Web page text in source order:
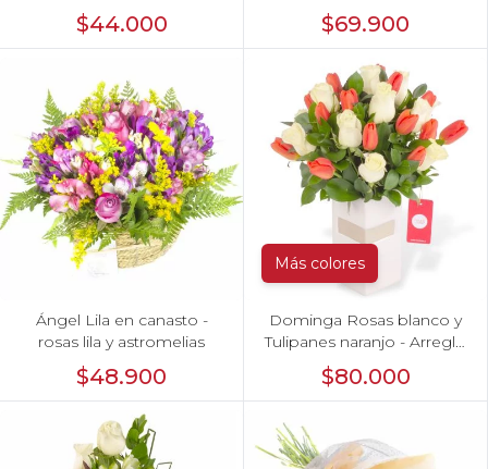
rosas naranjo, limonium y
vara de oro
$44.000
con rosas rojas y mini
claveles rosados y fucsias
$69.900
Ángel Lila en canasto -
rosas lila y astromelias
$48.900
Más colores
Dominga Rosas blanco y
Tulipanes naranjo - Arreglo
$80.000